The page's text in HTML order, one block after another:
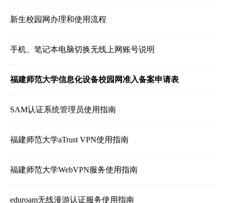
新生校园网办理和使用流程
手机、笔记本电脑切换无线上网账号说明
福建师范大学信息化设备校园网准入备案申请表
SAM认证系统管理员使用指南
福建师范大学aTrust VPN使用指南
福建师范大学WebVPN服务使用指南
eduroam无线漫游认证服务使用指南